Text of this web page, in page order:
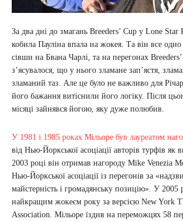
За два дні до змагань Breeders’ Cup у Lone Star
кобила Пауліна впала на жокея. Та він все одно
сівши на Бвана Чарлі, та на перегонах
з’ясувалося, що у нього зламане зап’ястя,
зламаний таз. Але це було не важливо для
його бажання витіснили його логіку. Після
місяці зайнявся йогою, яку дуже полюбив.
У 1981 і 1985 роках Мільоре був лауреатом
від Нью-Йоркської асоціації авторів турфів
2003 році він отримав нагороду Mike Venezia
Нью-Йоркської асоціації із перегонів за
майстерність і громадянську позицію». У 2005
найкращим жокеєм року за версією New York
Association. Мільоре їздив на переможцях 58